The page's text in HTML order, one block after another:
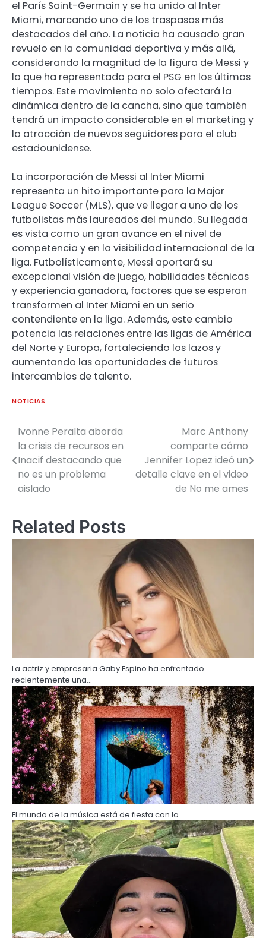
el París Saint-Germain y se ha unido al Inter
Miami, marcando uno de los traspasos más
destacados del año. La noticia ha causado gran
revuelo en la comunidad deportiva y más allá,
considerando la magnitud de la figura de Messi y
lo que ha representado para el PSG en los últimos
tiempos. Este movimiento no solo afectará la
dinámica dentro de la cancha, sino que también
tendrá un impacto considerable en el marketing y
la atracción de nuevos seguidores para el club
estadounidense.
La incorporación de Messi al Inter Miami
representa un hito importante para la Major
League Soccer (MLS), que ve llegar a uno de los
futbolistas más laureados del mundo. Su llegada
es vista como un gran avance en el nivel de
competencia y en la visibilidad internacional de la
liga. Futbolísticamente, Messi aportará su
excepcional visión de juego, habilidades técnicas
y experiencia ganadora, factores que se esperan
transformen al Inter Miami en un serio
contendiente en la liga. Además, este cambio
potencia las relaciones entre las ligas de América
del Norte y Europa, fortaleciendo los lazos y
aumentando las oportunidades de futuros
intercambios de talento.
NOTICIAS
Ivonne Peralta aborda
la crisis de recursos en
Inacif destacando que
no es un problema
aislado
Marc Anthony
comparte cómo
Jennifer Lopez ideó un
detalle clave en el video
de No me ames
Related Posts
La actriz y empresaria Gaby Espino ha enfrentado
recientemente una…
El mundo de la música está de fiesta con la…